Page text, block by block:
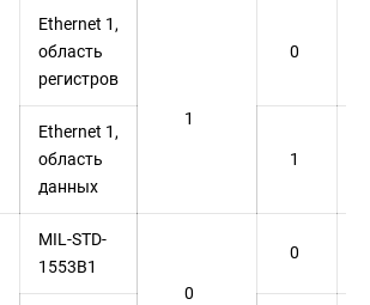
Ethernet 1,
область
регистров
1
0
Ethernet 1,
область
данных
1
MIL-STD-
1553B1
0
0